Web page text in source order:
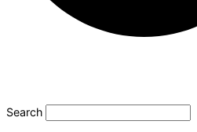
Search